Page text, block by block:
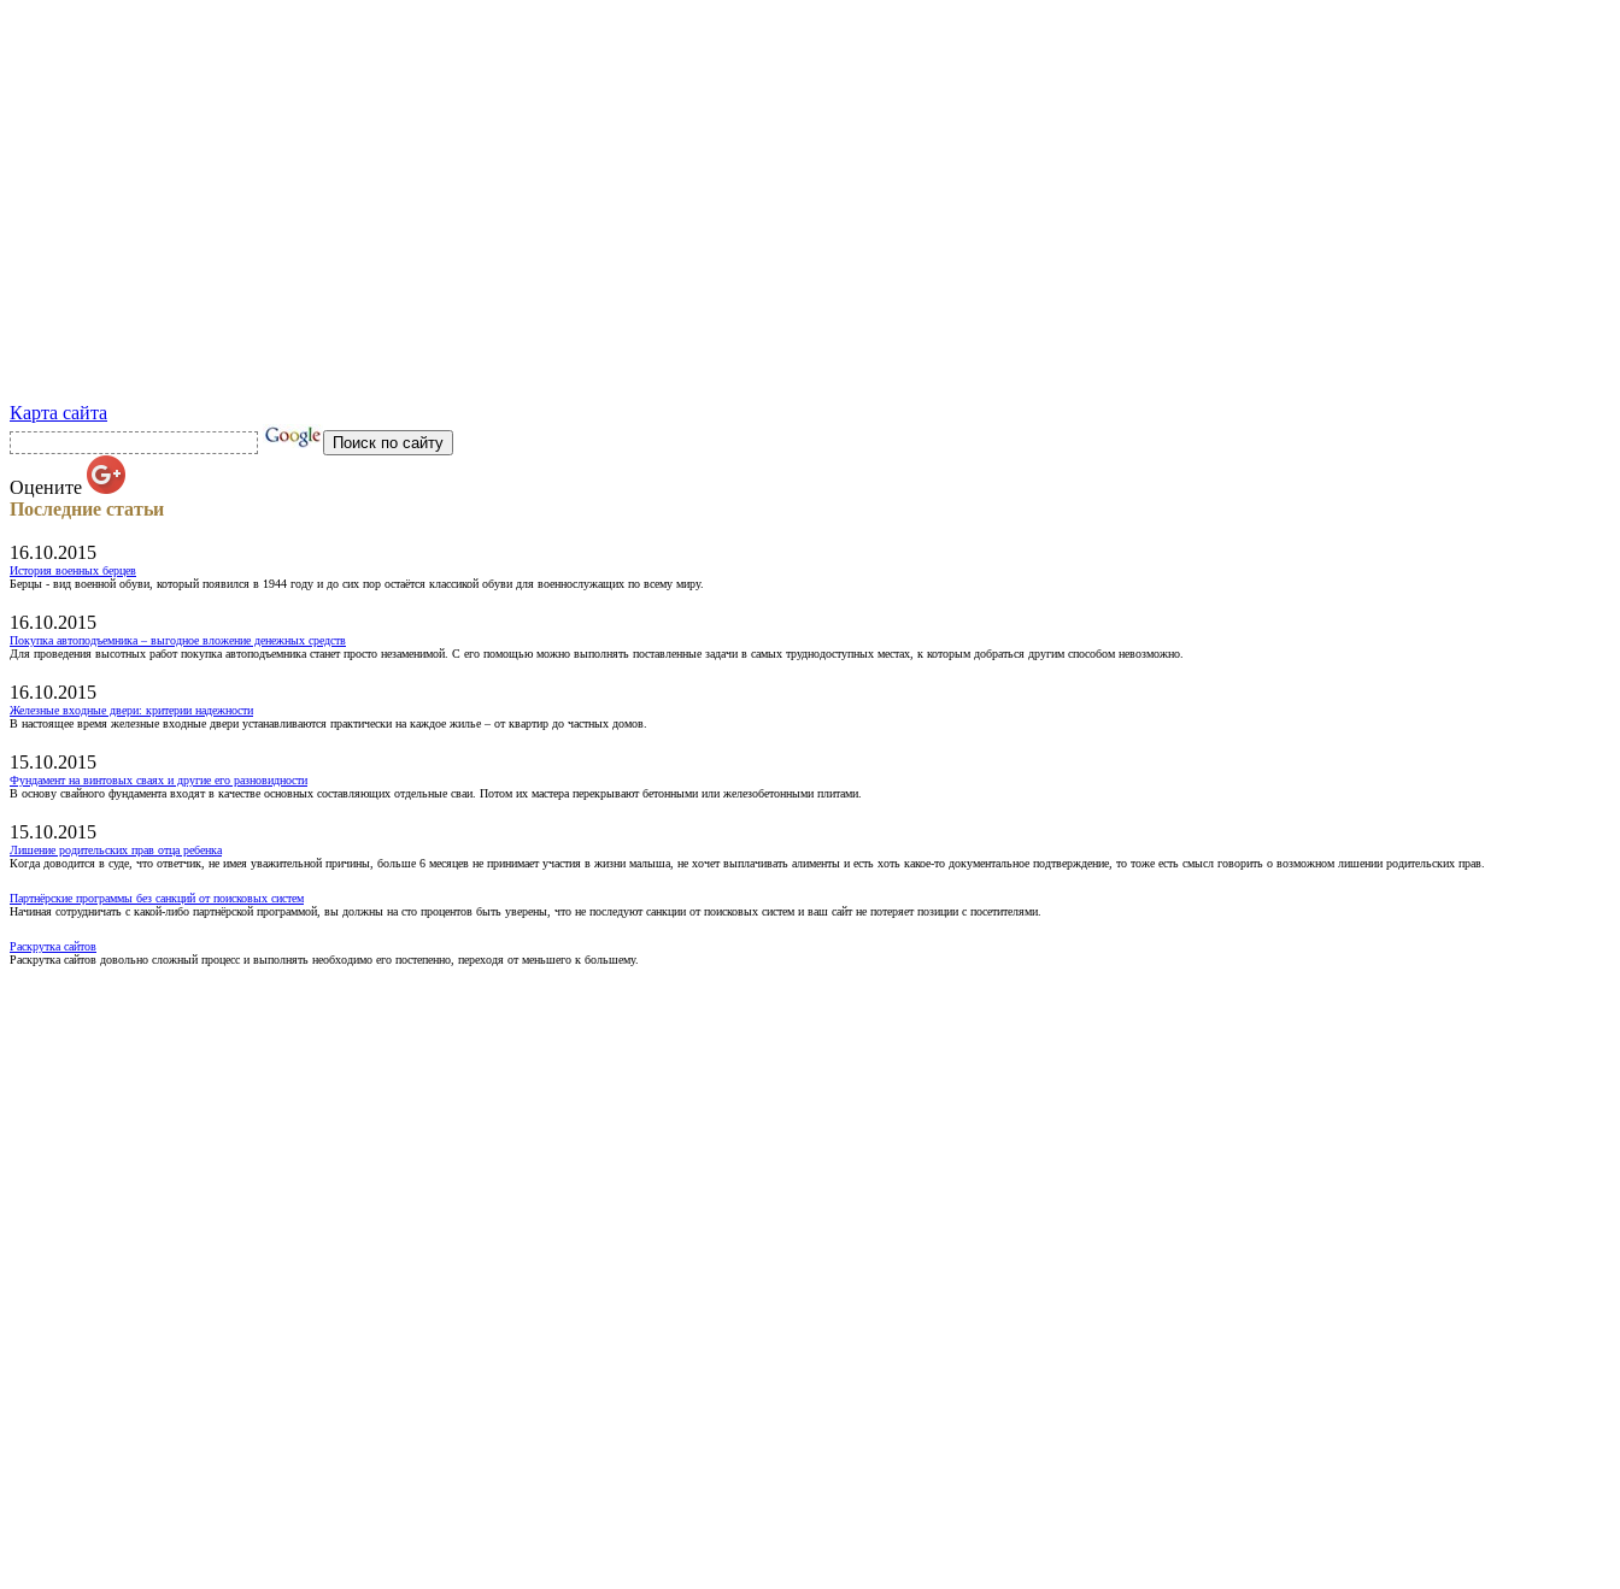
Карта сайта
Оцените
Последние статьи
16.10.2015
История военных берцев
Берцы - вид военной обуви, который появился в 1944 году и до сих пор остаётся классикой обуви для военнослужащих по всему миру.
16.10.2015
Покупка автоподъемника – выгодное вложение денежных средств
Для проведения высотных работ покупка автоподъемника станет просто незаменимой. С его помощью можно выполнять поставленные задачи в самых труднодоступных местах, к которым добраться другим способом невозможно.
16.10.2015
Железные входные двери: критерии надежности
В настоящее время железные входные двери устанавливаются практически на каждое жилье – от квартир до частных домов.
15.10.2015
Фундамент на винтовых сваях и другие его разновидности
В основу свайного фундамента входят в качестве основных составляющих отдельные сваи. Потом их мастера перекрывают бетонными или железобетонными плитами.
15.10.2015
Лишение родительских прав отца ребенка
Когда доводится в суде, что ответчик, не имея уважительной причины, больше 6 месяцев не принимает участия в жизни малыша, не хочет выплачивать алименты и есть хоть какое-то документальное подтверждение, то тоже есть смысл говорить о возможном лишении родительских прав.
Партнёрские программы без санкций от поисковых систем
Начиная сотрудничать с какой-либо партнёрской программой, вы должны на сто процентов быть уверены, что не последуют санкции от поисковых систем и ваш сайт не потеряет позиции с посетителями.
Раскрутка сайтов
Раскрутка сайтов довольно сложный процесс и выполнять необходимо его постепенно, переходя от меньшего к большему.